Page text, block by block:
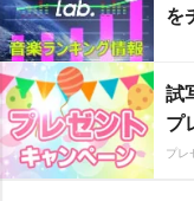
を
試
プ
プレ